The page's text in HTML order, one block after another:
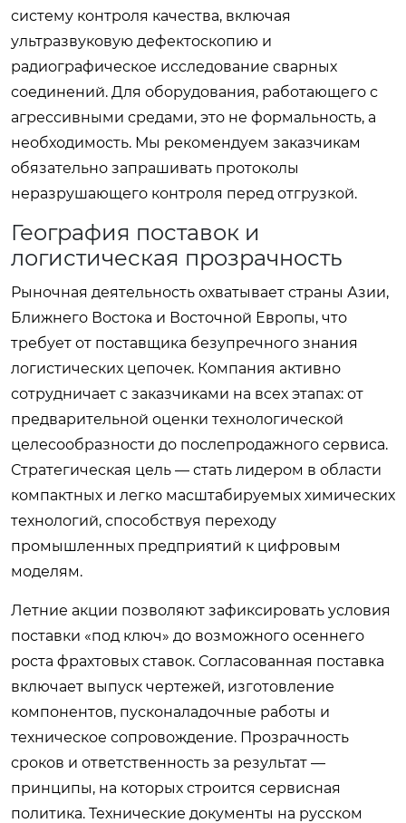
систему контроля качества, включая
ультразвуковую дефектоскопию и
радиографическое исследование сварных
соединений. Для оборудования, работающего с
агрессивными средами, это не формальность, а
необходимость. Мы рекомендуем заказчикам
обязательно запрашивать протоколы
неразрушающего контроля перед отгрузкой.
География поставок и
логистическая прозрачность
Рыночная деятельность охватывает страны Азии,
Ближнего Востока и Восточной Европы, что
требует от поставщика безупречного знания
логистических цепочек. Компания активно
сотрудничает с заказчиками на всех этапах: от
предварительной оценки технологической
целесообразности до послепродажного сервиса.
Стратегическая цель — стать лидером в области
компактных и легко масштабируемых химических
технологий, способствуя переходу
промышленных предприятий к цифровым
моделям.
Летние акции позволяют зафиксировать условия
поставки «под ключ» до возможного осеннего
роста фрахтовых ставок. Согласованная поставка
включает выпуск чертежей, изготовление
компонентов, пусконаладочные работы и
техническое сопровождение. Прозрачность
сроков и ответственность за результат —
принципы, на которых строится сервисная
политика. Технические документы на русском